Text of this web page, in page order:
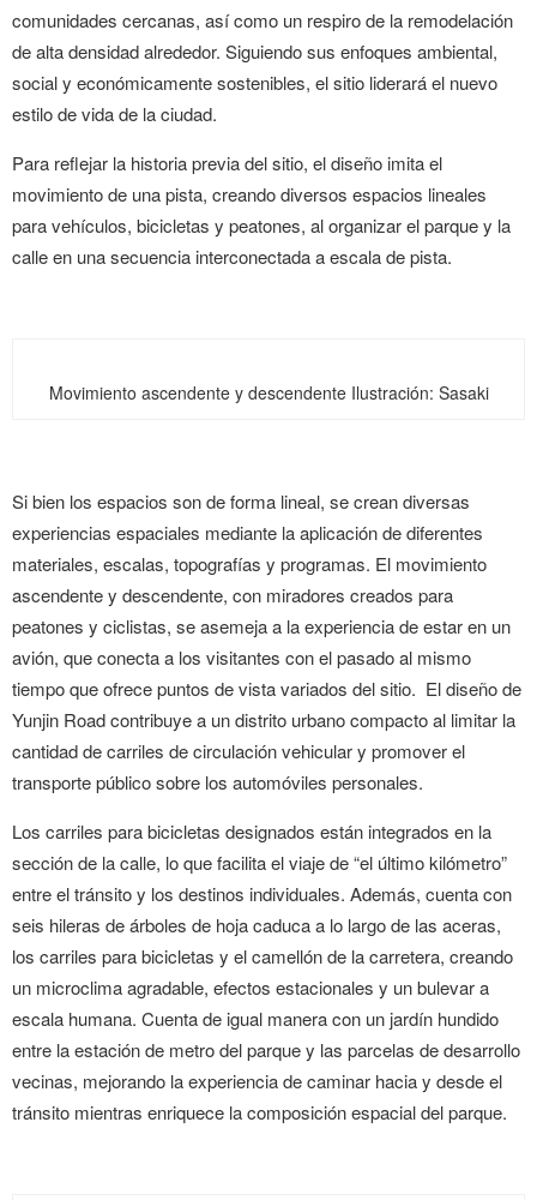
comunidades cercanas, así como un respiro de la remodelación
de alta densidad alrededor. Siguiendo sus enfoques ambiental,
social y económicamente sostenibles, el sitio liderará el nuevo
estilo de vida de la ciudad.
Para reflejar la historia previa del sitio, el diseño imita el
movimiento de una pista, creando diversos espacios lineales
para vehículos, bicicletas y peatones, al organizar el parque y la
calle en una secuencia interconectada a escala de pista.
Movimiento ascendente y descendente Ilustración: Sasaki
Si bien los espacios son de forma lineal, se crean diversas
experiencias espaciales mediante la aplicación de diferentes
materiales, escalas, topografías y programas. El movimiento
ascendente y descendente, con miradores creados para
peatones y ciclistas, se asemeja a la experiencia de estar en un
avión, que conecta a los visitantes con el pasado al mismo
tiempo que ofrece puntos de vista variados del sitio. El diseño de
Yunjin Road contribuye a un distrito urbano compacto al limitar la
cantidad de carriles de circulación vehicular y promover el
transporte público sobre los automóviles personales.
Los carriles para bicicletas designados están integrados en la
sección de la calle, lo que facilita el viaje de “el último kilómetro”
entre el tránsito y los destinos individuales. Además, cuenta con
seis hileras de árboles de hoja caduca a lo largo de las aceras,
los carriles para bicicletas y el camellón de la carretera, creando
un microclima agradable, efectos estacionales y un bulevar a
escala humana. Cuenta de igual manera con un jardín hundido
entre la estación de metro del parque y las parcelas de desarrollo
vecinas, mejorando la experiencia de caminar hacia y desde el
tránsito mientras enriquece la composición espacial del parque.